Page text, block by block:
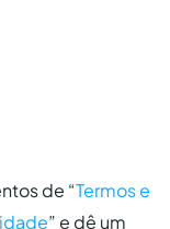
de “Termos e
” e dê um